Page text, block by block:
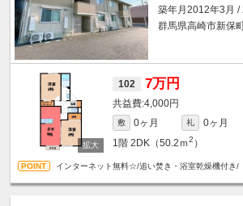
築年月2012年3月 /
群馬県高崎市新保
102 7万円
4,000円
敷 0ヶ月 礼
0ヶ月
1階 2DK（50.2ｍ2 ）
インターネット無料☆/追い焚き・浴室乾燥機付き/